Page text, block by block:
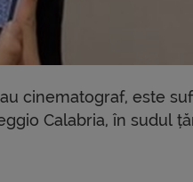
cinematograf, este
Calabria, în sudul